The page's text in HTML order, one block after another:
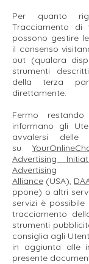
Per quanto
Tracciamento di
possono gestire
il consenso
out (qualora
strumenti
della terza
direttamente.
Fermo
informano gli
avvalersi delle
su
Advertising
Advertising
Alliance (USA),
ppone) o altri
servizi è possibile
tracciamento
strumenti
consiglia agli
in aggiunta alle
presente